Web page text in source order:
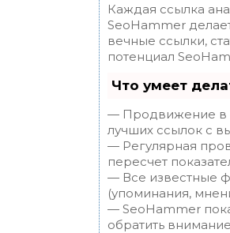
Каждая ссылка
SeoHammer
вечные ссылки,
потенциал
Что умеет
— Продвижение в
лучших ссылок с
— Регулярная
пересчет
— Все известные
(упоминания,
— SeoHammer
обратить